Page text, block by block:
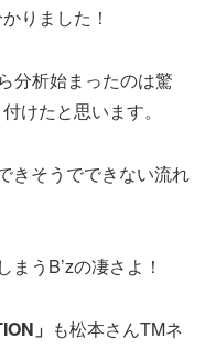
りました！
分析始まったのは驚
けたと思います。
きそうでできない流れ
うB’zの凄さよ！
」 も松本さんTMネ